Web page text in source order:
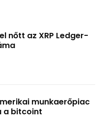
nőtt az XRP Ledger-
munkaerőpiac
a bitcoint